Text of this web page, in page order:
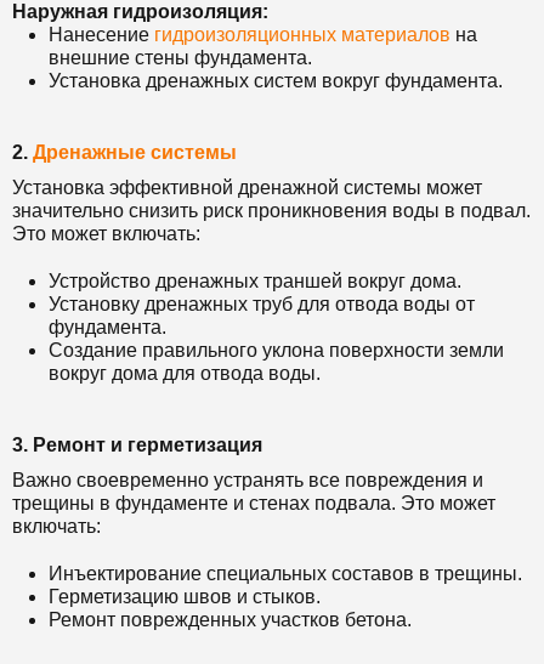
Наружная гидроизоляция:
Нанесение гидроизоляционных материалов на
внешние стены фундамента.
Установка дренажных систем вокруг фундамента.
2. Дренажные системы
Установка эффективной дренажной системы может
значительно снизить риск проникновения воды в подвал.
Это может включать:
Устройство дренажных траншей вокруг дома.
Установку дренажных труб для отвода воды от
фундамента.
Создание правильного уклона поверхности земли
вокруг дома для отвода воды.
3. Ремонт и герметизация
Важно своевременно устранять все повреждения и
трещины в фундаменте и стенах подвала. Это может
включать:
Инъектирование специальных составов в трещины.
Герметизацию швов и стыков.
Ремонт поврежденных участков бетона.